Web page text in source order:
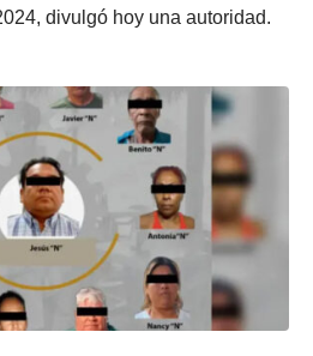
divulgó hoy una autoridad.